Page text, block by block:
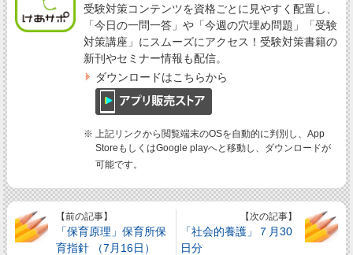
受験対策コンテンツを資格ごとに見やすく配置し、
「今日の一問一答」や「今週の穴埋め問題」「受験
対策講座」にスムーズにアクセス！受験対策書籍の
新刊やセミナー情報も配信。
ダウンロードはこちらから
※ 上記リンクから閲覧端末のOSを自動的に判別し、App
StoreもしくはGoogle playへと移動し、ダウンロードが
可能です。
【前の記事】
「保育原理」保育所保
育指針 （7月16日）
【次の記事】
「社会的養護」７月30
日分